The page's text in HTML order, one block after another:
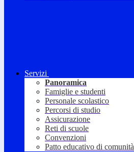
Servizi
Panoramica
Famiglie e studenti
Personale scolastico
Percorsi di studio
Assicurazione
Reti di scuole
Convenzioni
Patto educativo di comunità